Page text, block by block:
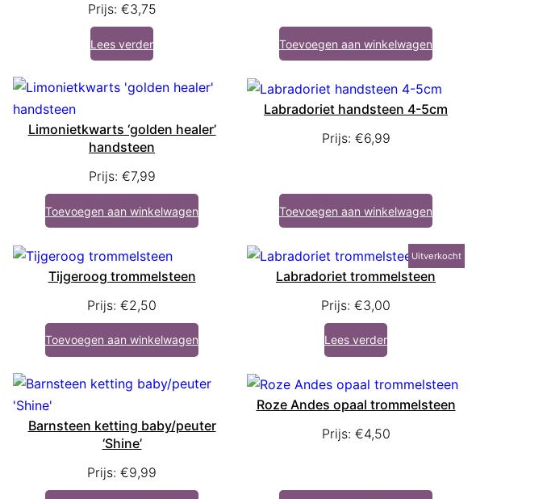
Prijs: €3,75
Lees verder Toevoegen aan winkelwagen
Limonietkwarts ‘golden healer’
handsteen
Prijs: €7,99
Toevoegen aan winkelwagen
Labradoriet handsteen 4-5cm
Prijs: €6,99
Toevoegen aan winkelwagen
Tijgeroog trommelsteen
Prijs: €2,50
Toevoegen aan winkelwagen
Uitverkocht
Labradoriet trommelsteen
Prijs: €3,00
Lees verder
Barnsteen ketting baby/peuter
‘Shine’
Prijs: €9,99
Roze Andes opaal trommelsteen
Prijs: €4,50